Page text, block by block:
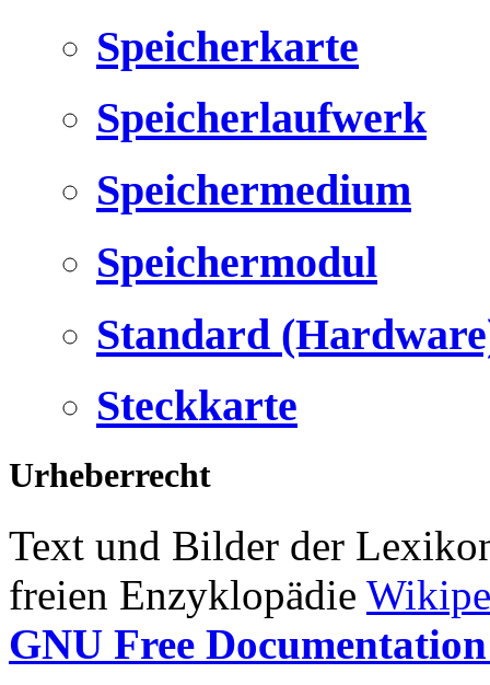
Speicherkarte
Speicherlaufwerk
Speichermedium
Speichermodul
Standard
Steckkarte
Urheberrecht
Text und Bilder der
freien Enzyklopädie
GNU Free